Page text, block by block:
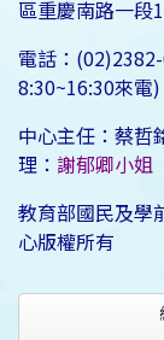
區重慶南路一段
電話：
8:30~16:30來電)
中心主任：蔡
理： 謝郁卿小姐
教育部國民及學
心版權所有